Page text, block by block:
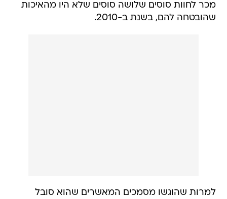
מכר לחוות סוסים שלושה סוסים שלא היו מהאיכות
שהובטחה להם, בשנת ב-2010.
למרות שהוגשו מסמכים המאשרים שהוא סובל